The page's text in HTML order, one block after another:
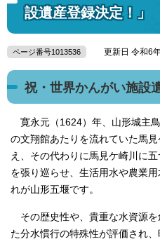
設遺産登録決定！」
ページ番号1013536 更新日 令和6
祝・世界かんがい施設
寛永元（1624）年、山形城主
の文翔館あたりを流れていた馬
え、その代わりに馬見ケ崎川に
を張り巡らせ、生活用水や農業
れが山形五堰です。
その歴史性や、貴重な水資源を
た分水慣行の特殊性が評価され